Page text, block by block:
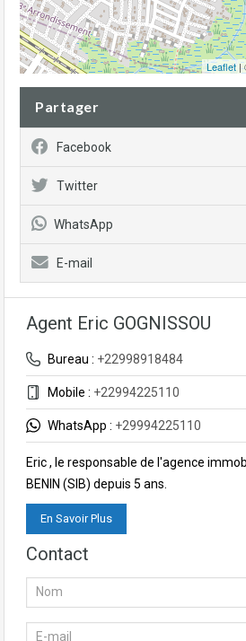
Leaflet |
Partager
Facebook
Twitter
WhatsApp
E-mail
Agent Eric GOGNISSOU
Bureau : +22998918484
Mobile : +22994225110
WhatsApp : +29994225110
Eric , le responsable de l'agence
BENIN (SIB) depuis 5 ans.
En Savoir Plus
Contact